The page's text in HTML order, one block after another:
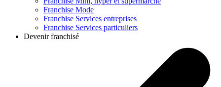
Franchise Mode
Franchise Services entreprises
Franchise Services particuliers
Devenir franchisé